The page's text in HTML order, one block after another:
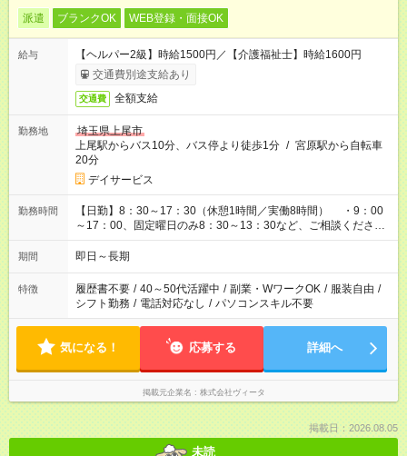
派遣 ブランクOK WEB登録・面接OK
給与
【ヘルパー2級】時給1500円／【介護福祉士】時給1600円
交通費別途支給あり
交通費 全額支給
勤務地
埼玉県上尾市
上尾駅からバス10分、バス停より徒歩1分 / 宮原駅から自転車
20分
デイサービス
勤務時間
【日勤】8：30～17：30（休憩1時間／実働8時間） ・9：00
～17：00、固定曜日のみ8：30～13：30など、ご相談くださ
い！
期間 即日～長期
特徴 履歴書不要 / 40～50代活躍中 / 副業・WワークOK / 服装自由 /
シフト勤務 / 電話対応なし / パソコンスキル不要
気になる！ 応募する 詳細へ
掲載元企業名 株式会社ヴィータ
掲載日：2026.08.05
未読